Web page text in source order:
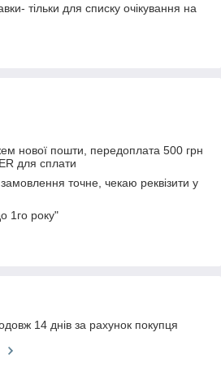
тільки для списку очікування на
нової пошти, передоплата 500 грн
для сплати
точне, чекаю реквізити у
1го року"
14 днів за рахунок покупця